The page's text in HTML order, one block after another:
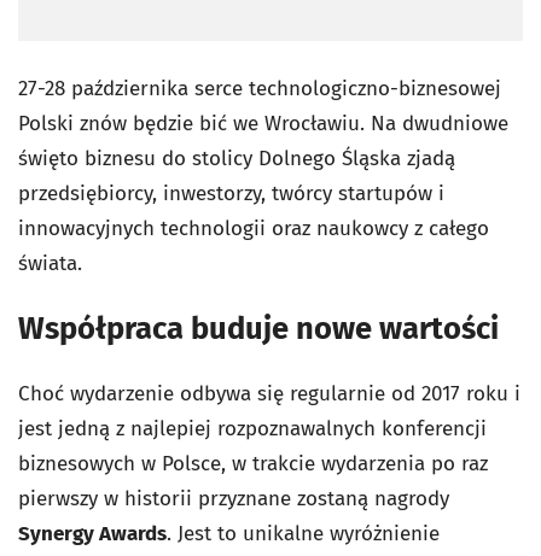
27-28 października serce technologiczno-biznesowej
Polski znów będzie bić we Wrocławiu. Na dwudniowe
święto biznesu do stolicy Dolnego Śląska zjadą
przedsiębiorcy, inwestorzy, twórcy startupów i
innowacyjnych technologii oraz naukowcy z całego
świata.
Współpraca buduje nowe wartości
Choć wydarzenie odbywa się regularnie od 2017 roku i
jest jedną z najlepiej rozpoznawalnych konferencji
biznesowych w Polsce, w trakcie wydarzenia po raz
pierwszy w historii przyznane zostaną nagrody
Synergy Awards. Jest to unikalne wyróżnienie